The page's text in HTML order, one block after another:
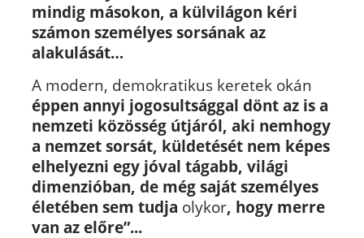
mindig másokon, a külvilágon kéri
számon személyes sorsának az
alakulását…
Amodern, demokratikus keretek okán
éppen annyi jogosultsággal dönt az is a
nemzeti közösség útjáról, aki nemhogy
a nemzet sorsát, küldetését nem képes
elhelyezni egy jóval tágabb, világi
dimenzióban, de még saját személyes
életében sem tudja olykor, hogy merre
van az előre”...